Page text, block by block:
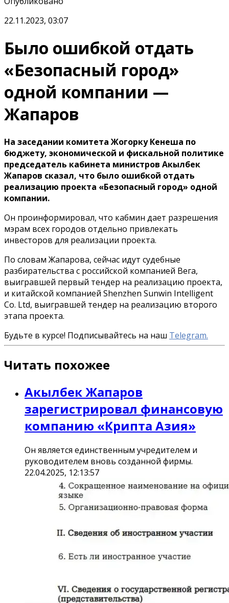
22.11.2023, 03:07
Было ошибкой отдать
«Безопасный город»
одной компании —
Жапаров
На заседании комитета Жогорку Кенеша по
бюджету, экономической и фискальной политике
председатель кабинета министров Акылбек
Жапаров сказал, что было ошибкой отдать
реализацию проекта «Безопасный город» одной
компании.
Он проинформировал, что кабмин дает разрешения
мэрам всех городов отдельно привлекать
инвесторов для реализации проекта.
По словам Жапарова, сейчас идут судебные
разбирательства с российской компанией Вега,
выигравшей первый тендер на реализацию проекта,
и китайской компанией Shenzhen Sunwin Intelligent
Co. Ltd, выигравшей тендер на реализацию второго
этапа проекта.
Будьте в курсе! Подписывайтесь на наш Telegram.
Читать похожее
Акылбек Жапаров
зарегистрировал финансовую
компанию «Крипта Азия»
Он является единственным учредителем и
руководителем вновь созданной фирмы.
22.04.2025, 12:13:57